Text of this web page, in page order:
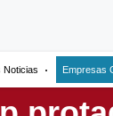
Noticias Empresas